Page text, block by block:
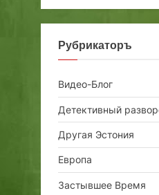
Рубрикаторъ
Видео-Блог
Детективный
Другая Эстония
Европа
Застывшее Время